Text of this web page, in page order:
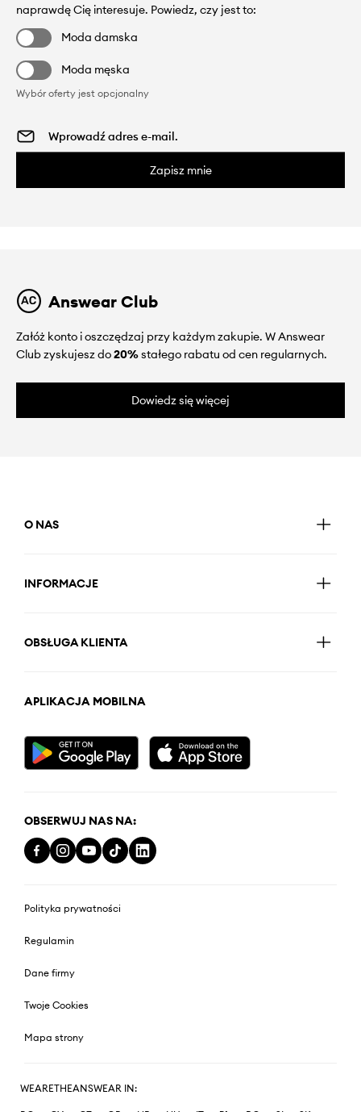
naprawdę Cię interesuje. Powiedz, czy jest to:
Moda damska
Moda męska
Wybór oferty jest opcjonalny
Zapisz mnie
Answear Club
Załóż konto i oszczędzaj przy każdym zakupie. W Answear
Club zyskujesz do20%stałego rabatu od cen regularnych.
Dowiedz się więcej
O NAS
INFORMACJE
OBSŁUGA KLIENTA
APLIKACJA MOBILNA
OBSERWUJ NAS NA:
Polityka prywatności
Regulamin
Dane firmy
Twoje Cookies
Mapa strony
WEARETHEANSWEAR IN: